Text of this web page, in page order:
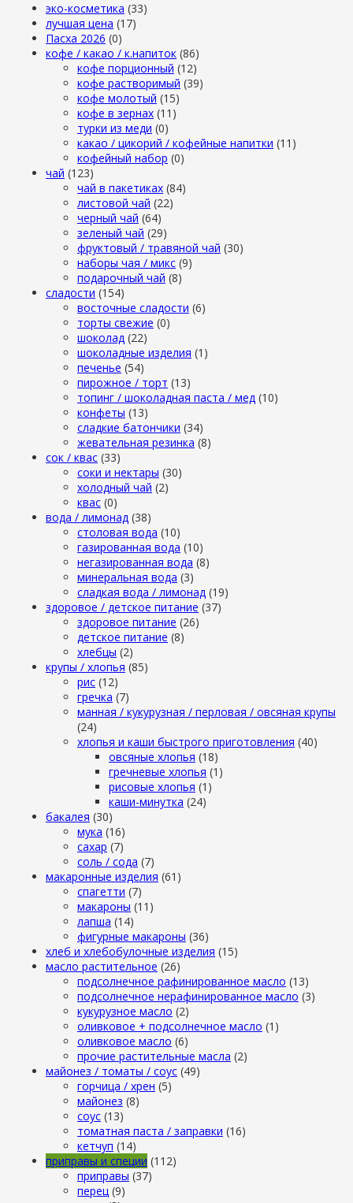
эко-косметика (33)
лучшая цена (17)
Пасха 2026 (0)
кофе / какао / к.напиток (86)
кофе порционный (12)
кофе растворимый (39)
кофе молотый (15)
кофе в зернах (11)
турки из меди (0)
какао / цикорий / кофейные напитки (11)
кофейный набор (0)
чай (123)
чай в пакетиках (84)
листовой чай (22)
черный чай (64)
зеленый чай (29)
фруктовый / травяной чай (30)
наборы чая / микс (9)
подарочный чай (8)
сладости (154)
восточные сладости (6)
торты свежие (0)
шоколад (22)
шоколадные изделия (1)
печенье (54)
пирожное / торт (13)
топинг / шоколадная паста / мед (10)
конфеты (13)
сладкие батончики (34)
жевательная резинка (8)
сок / квас (33)
соки и нектары (30)
холодный чай (2)
квас (0)
вода / лимонад (38)
столовая вода (10)
газированная вода (10)
негазированная вода (8)
минеральная вода (3)
сладкая вода / лимонад (19)
здоровое / детское питание (37)
здоровое питание (26)
детское питание (8)
хлебцы (2)
крупы / хлопья (85)
рис (12)
гречка (7)
манная / кукурузная / перловая / овсяная крупы
(24)
хлопья и каши быстрого приготовления (40)
овсяные хлопья (18)
гречневые хлопья (1)
рисовые хлопья (1)
каши-минутка (24)
бакалея (30)
мука (16)
сахар (7)
cоль / cода (7)
макаронные изделия (61)
cпагетти (7)
макароны (11)
лапша (14)
фигурные макароны (36)
хлеб и хлебобулочные изделия (15)
масло растительное (26)
подсолнечное рафинированное масло (13)
подсолнечное нерафинированное масло (3)
кукурузное масло (2)
оливковое + подсолнечное масло (1)
оливковое масло (6)
прочие растительные масла (2)
майонез / томаты / соус (49)
горчица / хрен (5)
майонез (8)
соус (13)
томатная паста / заправки (16)
кетчуп (14)
приправы и специи (112)
приправы (37)
перец (9)